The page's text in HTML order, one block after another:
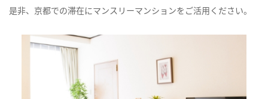
是非、京都での滞在にマンスリーマンションをご活用ください。